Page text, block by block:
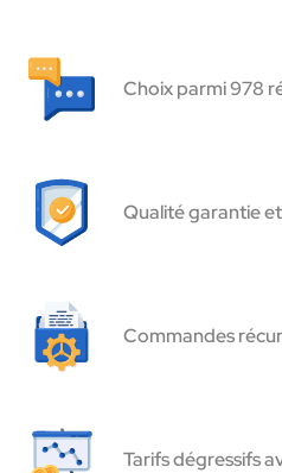
Choix parmi 978
Qualité garantie
Commandes
Tarifs dégressifs